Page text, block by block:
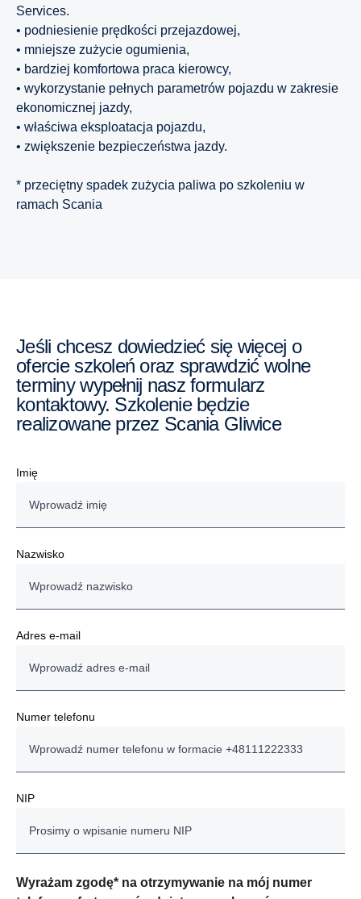
Services.
• podniesienie prędkości przejazdowej,
• mniejsze zużycie ogumienia,
• bardziej komfortowa praca kierowcy,
• wykorzystanie pełnych parametrów pojazdu w zakresie
ekonomicznej jazdy,
• właściwa eksploatacja pojazdu,
• zwiększenie bezpieczeństwa jazdy.
* przeciętny spadek zużycia paliwa po szkoleniu w
ramach Scania
Jeśli chcesz dowiedzieć się więcej o
ofercie szkoleń oraz sprawdzić wolne
terminy wypełnij nasz formularz
kontaktowy. Szkolenie będzie
realizowane przez Scania Gliwice
Imię
Nazwisko
Adres e-mail
Numer telefonu
NIP
Wyrażam zgodę* na otrzymywanie na mój numer